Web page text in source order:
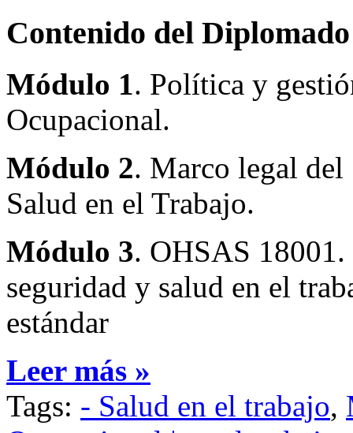
Contenido del
Módulo 1 . Política y
Ocupacional.
Módulo 2. Marco legal del
Salud en el Trabajo.
Módulo 3. OHSAS 18001.
seguridad y salud en el
estándar
Leer más »
Tags: - Salud en el trabajo,